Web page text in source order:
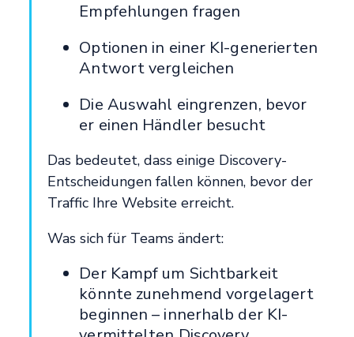
Empfehlungen fragen
Optionen in einer KI-generierten
Antwort vergleichen
Die Auswahl eingrenzen, bevor
er einen Händler besucht
Das bedeutet, dass einige Discovery-
Entscheidungen fallen können, bevor der
Traffic Ihre Website erreicht.
Was sich für Teams ändert:
Der Kampf um Sichtbarkeit
könnte zunehmend vorgelagert
beginnen – innerhalb der KI-